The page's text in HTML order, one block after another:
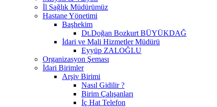
İl Sağlık Müdürümüz
Hastane Yönetimi
Başhekim
Dt.Doğan Bozkurt BÜYÜKDAĞ
İdari ve Mali Hizmetler Müdürü
Eyyüp ZALOĞLU
Organizasyon Şeması
İdari Birimler
Arşiv Birimi
Nasıl Gidilir ?
Birim Çalışanları
İç Hat Telefon